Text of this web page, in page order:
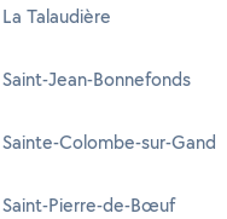
Talaudière
Jean-Bonnefonds
Colombe-sur-Gand
Saint-Pierre-de-Bœuf